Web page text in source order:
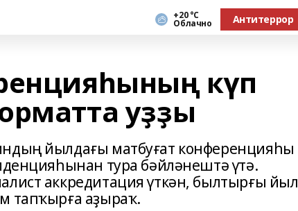
+20 °С
Облачно Антитеррор
күп
уҙҙы
йылдағы матбуғат конференцияһы
тура бәйләнештә үтә.
аккредитация үткән, былтырғы йыл
тапҡырға аҙыраҡ.